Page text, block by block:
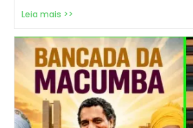
Leia mais >>